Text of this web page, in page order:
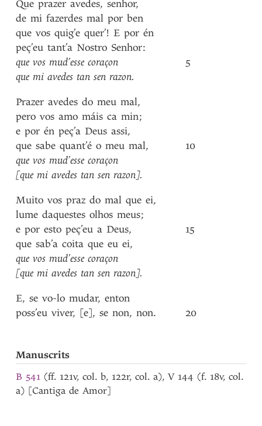
Que prazer avedes, senhor,
de mi fazerdes mal por ben
que vos quig’e quer’! E por én
peç’eu tant’a Nostro Senhor:
que vos mud’esse coraçon
que mi avedes tan sen razon.
Prazer avedes do meu mal,
pero vos amo máis ca min;
e por én peç’a Deus assi,
que sabe quant’é o meu mal,
que vos mud’esse coraçon
[que mi avedes tan sen razon].
Muito vos praz do mal que ei,
lume daquestes olhos meus;
e por esto peç’eu a Deus,
que sab’a coita que eu ei,
que vos mud’esse coraçon
[que mi avedes tan sen razon].
E, se vo-lo mudar, enton
poss’eu viver, [e], se non, non.
5
10
15
20
Manuscrits
B 541 (ff. 121v, col. b, 122r, col. a), V 144 (f. 18v, col.
a) [Cantiga de Amor]